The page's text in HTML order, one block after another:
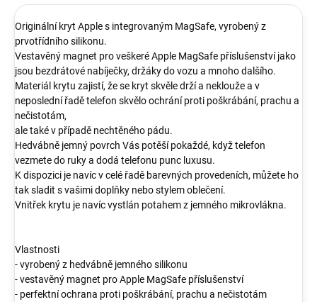
Originální kryt Apple s integrovaným MagSafe, vyrobený z
prvotřídního silikonu.
Vestavěný magnet pro veškeré Apple MagSafe příslušenství jako
jsou bezdrátové nabíječky, držáky do vozu a mnoho dalšího.
Materiál krytu zajistí, že se kryt skvěle drží a neklouže a v
neposlední řadě telefon skvělo ochrání proti poškrábání, prachu a
nečistotám,
ale také v případě nechtěného pádu.
Hedvábně jemný povrch Vás potěší pokaždé, když telefon
vezmete do ruky a dodá telefonu punc luxusu.
K dispozici je navíc v celé řadě barevných provedeních, můžete ho
tak sladit s vašimi doplňky nebo stylem oblečení.
Vnitřek krytu je navíc vystlán potahem z jemného mikrovlákna.
Vlastnosti
- vyrobený z hedvábně jemného silikonu
- vestavěný magnet pro Apple MagSafe příslušenství
- perfektní ochrana proti poškrábání, prachu a nečistotám